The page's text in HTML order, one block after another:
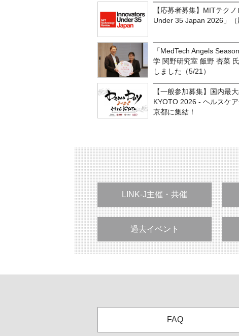
【応募者募集】MITテク
Under 35 Japan 2026」（
「MedTech Angels
学 関野研究室 飯野 杏菜
しました（5/21）
【一般参加募集】国内最
KYOTO 2026 - ヘルスケ
京都に集結！
LINK-J主催・共催
過去イベント
FAQ